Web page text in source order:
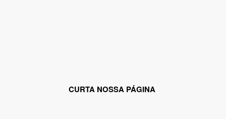
CURTA NOSSA PÁGINA